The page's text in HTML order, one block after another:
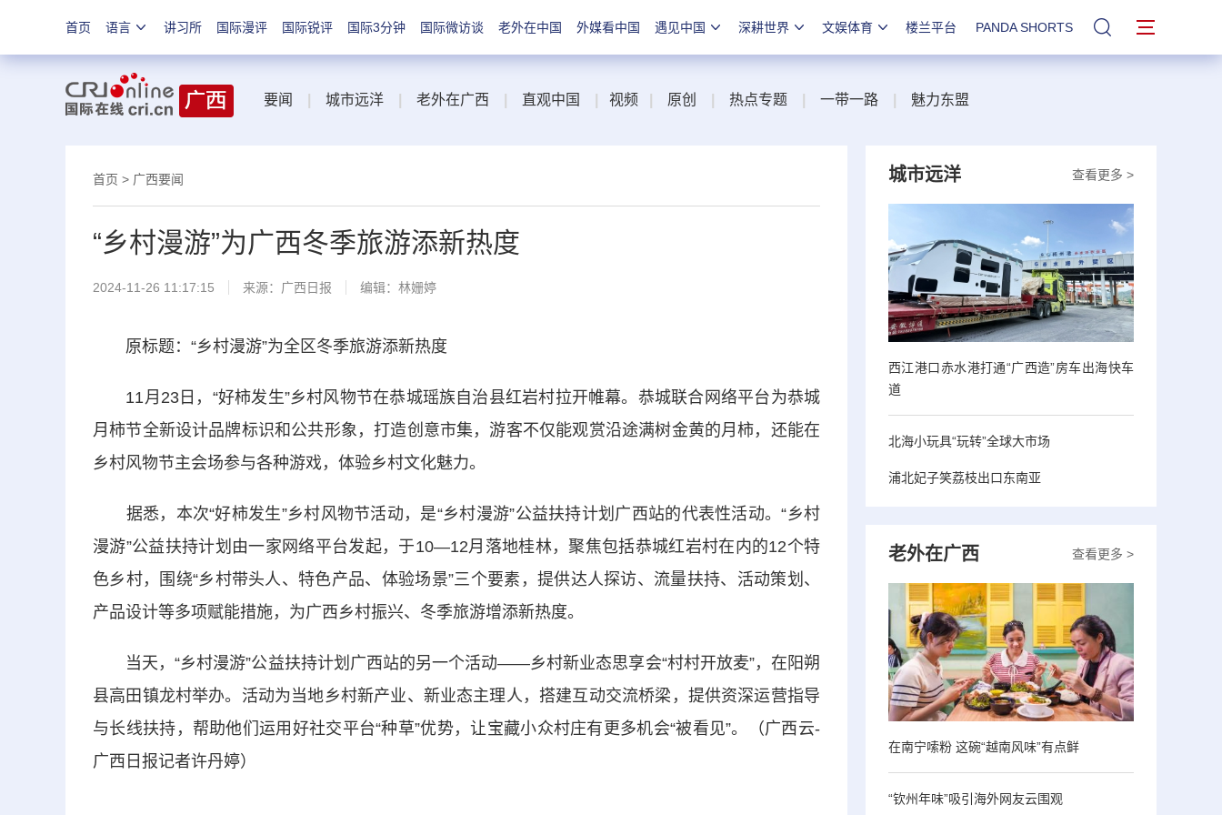
首页 语言 讲习所 国际漫评 国际锐评 国际3分钟 国际微访谈 老外在中国 外媒看中国 遇见中国 深耕世界 文娱体育 楼兰平台 PANDA SHORTS 站内搜索
要闻 城市远洋 老外在广西 直观中国 视频 原创 热点专题 一带一路 魅力东盟
首页 > 广西要闻
“乡村漫游”为广西冬季旅游添新热度
2024-11-26 11:17:15 来源： 广西日报 编辑：林姗婷
原标题：“乡村漫游”为全区冬季旅游添新热度
11月23日，“好柿发生”乡村风物节在恭城瑶族自治县红岩村拉开帷幕。恭城联合网络平台为恭城
月柿节全新设计品牌标识和公共形象，打造创意市集，游客不仅能观赏沿途满树金黄的月柿，还能在
乡村风物节主会场参与各种游戏，体验乡村文化魅力。
据悉，本次“好柿发生”乡村风物节活动，是“乡村漫游”公益扶持计划广西站的代表性活动。“乡村
漫游”公益扶持计划由一家网络平台发起，于10—12月落地桂林，聚焦包括恭城红岩村在内的12个特
色乡村，围绕“乡村带头人、特色产品、体验场景”三个要素，提供达人探访、流量扶持、活动策划、
产品设计等多项赋能措施，为广西乡村振兴、冬季旅游增添新热度。
当天，“乡村漫游”公益扶持计划广西站的另一个活动——乡村新业态思享会“村村开放麦”，在阳朔
县高田镇龙村举办。活动为当地乡村新产业、新业态主理人，搭建互动交流桥梁，提供资深运营指导
与长线扶持，帮助他们运用好社交平台“种草”优势，让宝藏小众村庄有更多机会“被看见”。（广西云-
广西日报记者许丹婷）
查看更多 >
城市远洋
西江港口赤水港打通“广西造”房车出海快车
道
北海小玩具“玩转”全球大市场
浦北妃子笑荔枝出口东南亚
查看更多 >
老外在广西
在南宁嗦粉 这碗“越南风味”有点鲜
“钦州年味”吸引海外网友云围观